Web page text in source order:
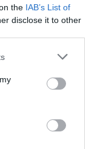
the IAB’s List of
disclose it to other
or more Google
You may click to
party tags to
in below Google